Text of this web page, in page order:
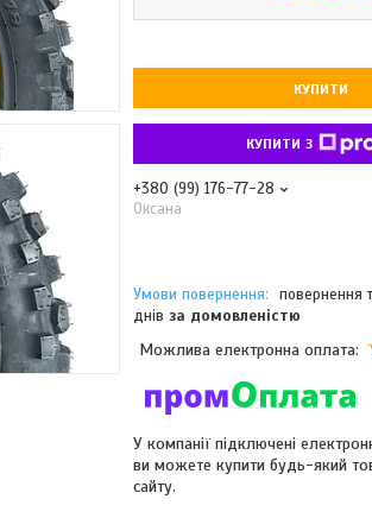
КУПИТИ
КУПИТИ З
+380 (99) 176-77-28
Оксана
повернення
днів за домовленістю
У компанії підключені
ви можете купити будь-який
сайту.